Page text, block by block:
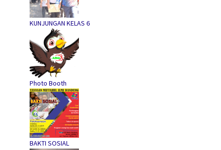
KUNJUNGAN KELAS 6
Photo Booth
BAKTI SOSIAL